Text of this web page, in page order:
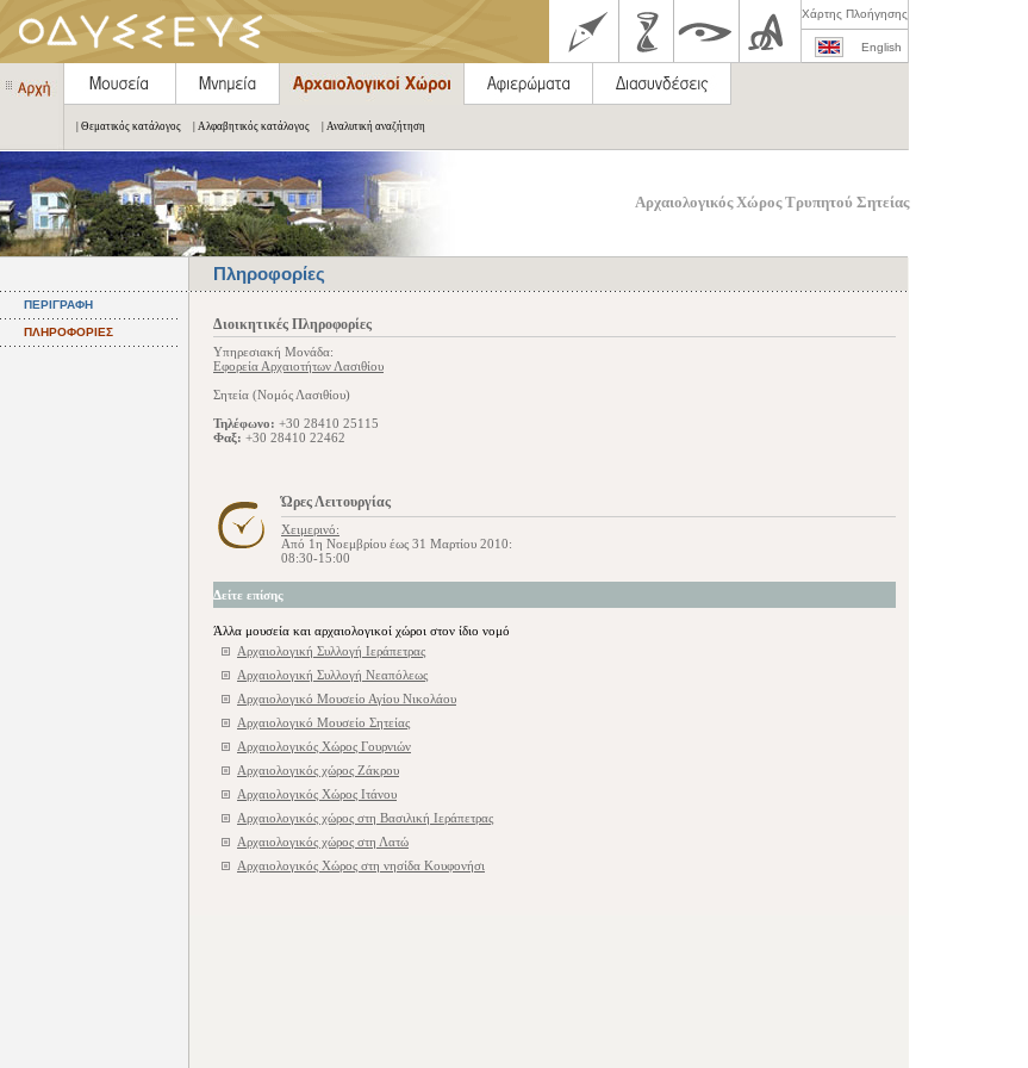
Χάρτης Πλοήγησης
English
| Θεματικός κατάλογος | Αλφαβητικός κατάλογος | Αναλυτική αναζήτηση
Αρχαιολογικός Χώρος Τρυπητού Σητείας
Πληροφορίες
ΠΕΡΙΓΡΑΦΗ
ΠΛΗΡΟΦΟΡΙΕΣ Διοικητικές Πληροφορίες
Υπηρεσιακή Μονάδα:
Εφορεία Αρχαιοτήτων Λασιθίου
Σητεία (Νομός Λασιθίου)
Τηλέφωνο: +30 28410 25115
Φαξ: +30 28410 22462
Ώρες Λειτουργίας
Χειμερινό:
Από 1η Νοεμβρίου έως 31 Μαρτίου 2010:
08:30-15:00
Δείτε επίσης
Άλλα μουσεία και αρχαιολογικοί χώροι στον ίδιο νομό
Αρχαιολογική Συλλογή Ιεράπετρας
Αρχαιολογική Συλλογή Νεαπόλεως
Αρχαιολογικό Μουσείο Αγίου Νικολάου
Αρχαιολογικό Μουσείο Σητείας
Αρχαιολογικός Χώρος Γουρνιών
Αρχαιολογικός χώρος Ζάκρου
Αρχαιολογικός Χώρος Ιτάνου
Αρχαιολογικός χώρος στη Βασιλική Ιεράπετρας
Αρχαιολογικός χώρος στη Λατώ
Αρχαιολογικός Χώρος στη νησίδα Κουφονήσι